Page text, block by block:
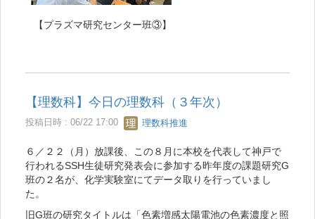
【プラズマ研究センター班③】
【理数科】今日の理数科（３年次）
投稿日時 : 06/22 17:00 理数科推進
６／２２（月）放課後、この８月に本校を代表して神戸で
行われるSSH生徒研究発表会に参加する昨年度の課題研究G
班の２名が、化学実験室にてデータ取りを行っていまし
た。
旧G班の研究タイトルは「色素増感太陽電池の色素濃度と照